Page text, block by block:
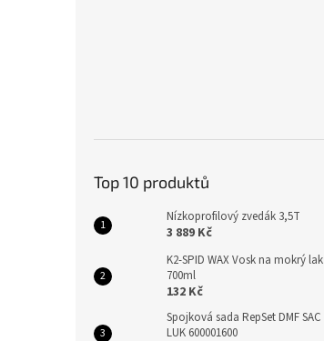
Top 10 produktů
Nízkoprofilový zvedák 3,5T
3 889 Kč
K2-SPID WAX Vosk na mokrý lak
700ml
132 Kč
Spojková sada RepSet DMF SAC
LUK 600001600